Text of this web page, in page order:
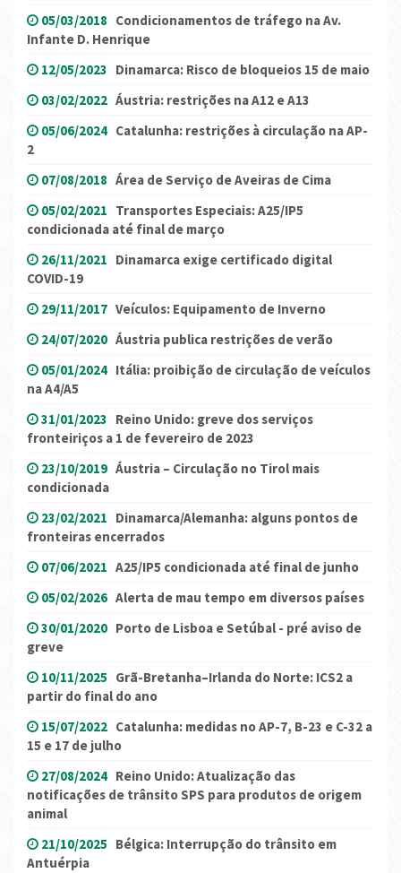
05/03/2018 Condicionamentos de tráfego na Av.
Infante D. Henrique
12/05/2023 Dinamarca: Risco de bloqueios 15 de maio
03/02/2022 Áustria: restrições na A12 e A13
05/06/2024 Catalunha: restrições à circulação na AP-
2
07/08/2018 Área de Serviço de Aveiras de Cima
05/02/2021 Transportes Especiais: A25/IP5
condicionada até final de março
26/11/2021 Dinamarca exige certificado digital
COVID-19
29/11/2017 Veículos: Equipamento de Inverno
24/07/2020 Áustria publica restrições de verão
05/01/2024 Itália: proibição de circulação de veículos
na A4/A5
31/01/2023 Reino Unido: greve dos serviços
fronteiriços a 1 de fevereiro de 2023
23/10/2019 Áustria – Circulação no Tirol mais
condicionada
23/02/2021 Dinamarca/Alemanha: alguns pontos de
fronteiras encerrados
07/06/2021 A25/IP5 condicionada até final de junho
05/02/2026 Alerta de mau tempo em diversos países
30/01/2020 Porto de Lisboa e Setúbal - pré aviso de
greve
10/11/2025 Grã-Bretanha–Irlanda do Norte: ICS2 a
partir do final do ano
15/07/2022 Catalunha: medidas no AP-7, B-23 e C-32 a
15 e 17 de julho
27/08/2024 Reino Unido: Atualização das
notificações de trânsito SPS para produtos de origem
animal
21/10/2025 Bélgica: Interrupção do trânsito em
Antuérpia